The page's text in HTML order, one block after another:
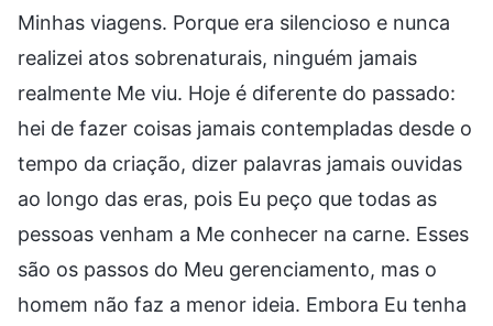
Minhas viagens. Porque era silencioso e nunca
realizei atos sobrenaturais, ninguém jamais
realmente Me viu. Hoje é diferente do passado:
hei de fazer coisas jamais contempladas desde o
tempo da criação, dizer palavras jamais ouvidas
ao longo das eras, pois Eu peço que todas as
pessoas venham a Me conhecer na carne. Esses
são os passos do Meu gerenciamento, mas o
homem não faz a menor ideia. Embora Eu tenha